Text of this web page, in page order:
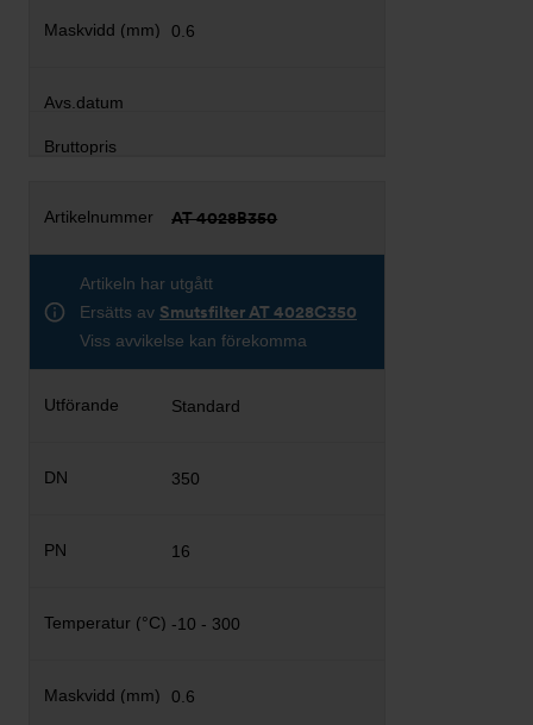
0.6
AT 4028B350
Artikeln har utgått
Ersätts av Smutsfilter AT 4028C350
Viss avvikelse kan förekomma
Standard
350
16
-10 - 300
0.6